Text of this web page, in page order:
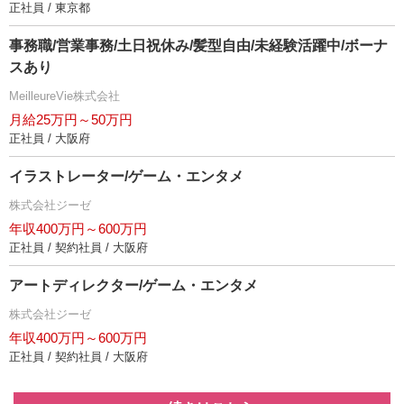
正社員 / 東京都
事務職/営業事務/土日祝休み/髪型自由/未経験活躍中/ボーナ
スあり
MeilleureVie株式会社
月給25万円～50万円
正社員 / 大阪府
イラストレーター/ゲーム・エンタメ
株式会社ジーゼ
年収400万円～600万円
正社員 / 契約社員 / 大阪府
アートディレクター/ゲーム・エンタメ
株式会社ジーゼ
年収400万円～600万円
正社員 / 契約社員 / 大阪府